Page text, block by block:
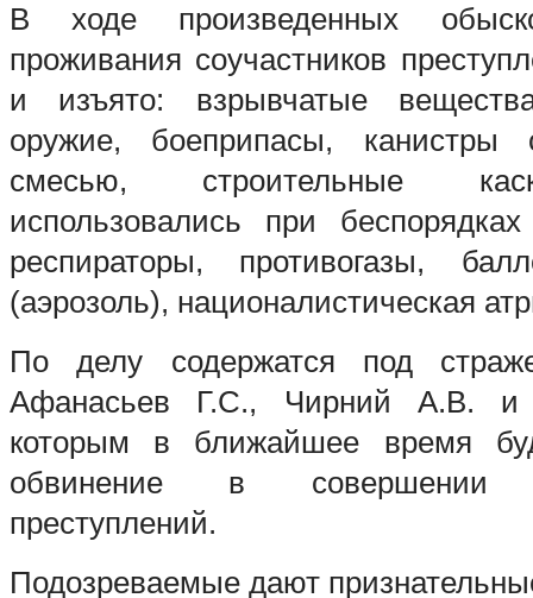
В ходе произведенных
проживания соучастников
и изъято: взрывчатые
оружие, боеприпасы, канистры
смесью, строительные
использовались при
респираторы, противогазы,
(аэрозоль), националистическая
По делу содержатся под
Афанасьев Г.С., Чирний А.В. и
которым в ближайшее время
обвинение в совершении
преступлений.
Подозреваемые дают